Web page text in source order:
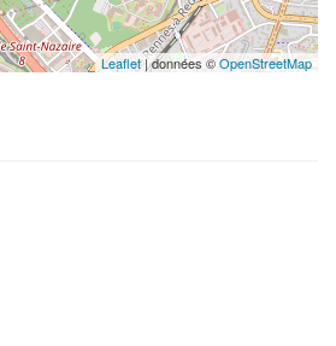
Leaflet| données ©OpenStreetMap